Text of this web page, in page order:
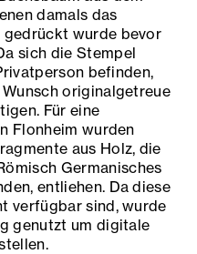
damals das
gedrückt wurde bevor
sich die Stempel
befinden,
originalgetreue
Für eine
Flonheim wurden
aus Holz, die
Germanisches
entliehen. Da diese
verfügbar sind, wurde
genutzt um digitale